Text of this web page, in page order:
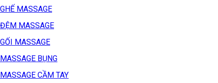
GHẾ MASSAGE
ĐỆM MASSAGE
GỐI MASSAGE
MASSAGE BỤNG
MASSAGE CẦM TAY